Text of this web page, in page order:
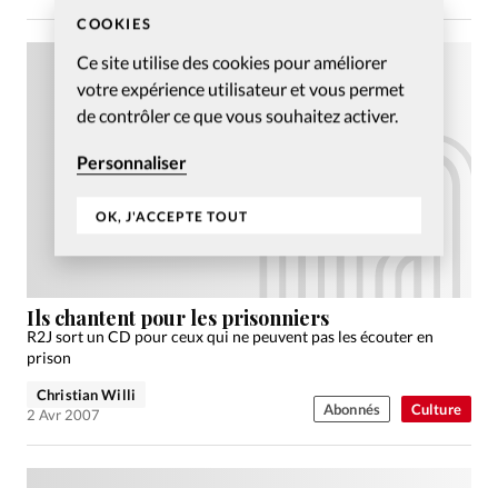
COOKIES
Ce site utilise des cookies pour améliorer
votre expérience utilisateur et vous permet
de contrôler ce que vous souhaitez activer.
Personnaliser
OK, J'ACCEPTE TOUT
Culture
Ils chantent pour les prisonniers
R2J sort un CD pour ceux qui ne peuvent pas les écouter en
prison
Christian Willi
2 Avr 2007
Abonnés